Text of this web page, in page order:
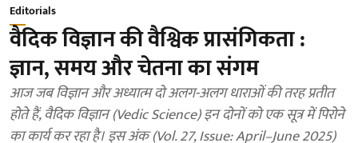
Editorials
वैदिक विज्ञान की वैश्विक प्रासंगिकता :
ज्ञान, समय और चेतना का संगम
आज जब विज्ञान और अध्यात्म दो अलग-अलग धाराओं की तरह प्रतीत
होते हैं, वैदिक विज्ञान (Vedic Science) इन दोनों को एक सूत्र में पिरोने
का कार्य कर रहा है। इस अंक (Vol. 27, Issue: April–June 2025)